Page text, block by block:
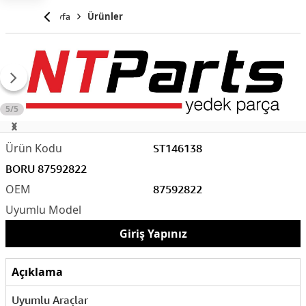
Anasayfa Ürünler
5/5
ST146138
87592822
BORU 87592822
Giriş Yapınız
Açıklama
Uyumlu Araçlar